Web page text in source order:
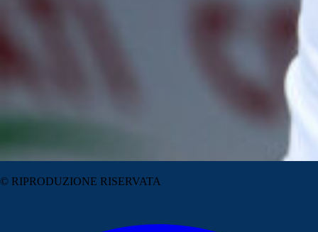
© RIPRODUZIONE RISERVATA